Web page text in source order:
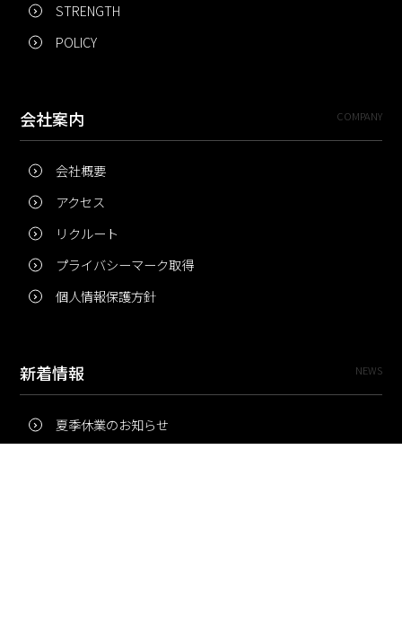
STRENGTH
POLICY
会社案内 COMPANY
会社概要
アクセス
リクルート
プライバシーマーク取得
個人情報保護方針
新着情報 NEWS
夏季休業のお知らせ